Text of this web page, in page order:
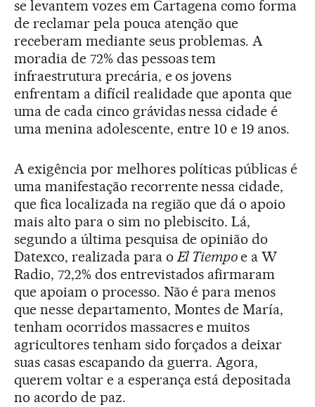
se levantem vozes em Cartagena como forma
de reclamar pela pouca atenção que
receberam mediante seus problemas. A
moradia de 72% das pessoas tem
infraestrutura precária, e os jovens
enfrentam a difícil realidade que aponta que
uma de cada cinco grávidas nessa cidade é
uma menina adolescente, entre 10 e 19 anos.
A exigência por melhores políticas públicas é
uma manifestação recorrente nessa cidade,
que fica localizada na região que dá o apoio
mais alto para o sim no plebiscito. Lá,
segundo a última pesquisa de opinião do
Datexco, realizada para oEl Tiempoe a W
Radio, 72,2% dos entrevistados afirmaram
que apoiam o processo. Não é para menos
que nesse departamento, Montes de María,
tenham ocorridos massacres e muitos
agricultores tenham sido forçados a deixar
suas casas escapando da guerra. Agora,
querem voltar e a esperança está depositada
no acordo de paz.